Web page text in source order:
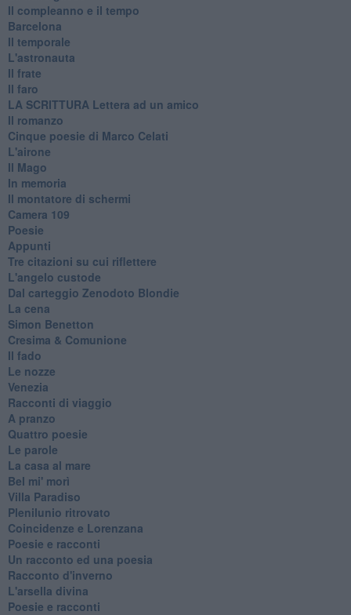
Il compleanno e il tempo
Barcelona
Il temporale
L'astronauta
Il frate
Il faro
​LA SCRITTURA Lettera ad un amico
Il romanzo
Cinque poesie di Marco Celati
L'airone
Il Mago
In memoria
Il montatore di schermi
Camera 109
Poesie
Appunti
Tre citazioni su cui riflettere
L'angelo custode
Dal carteggio Zenodoto Blondie
La cena
Simon Benetton
Cresima & Comunione
Il fado
Le nozze
Venezia
Racconti di viaggio
A pranzo
Quattro poesie
Le parole
La casa al mare
Bel mi' morì
Villa Paradiso
Plenilunio ritrovato
Coincidenze e Lorenzana
Poesie e racconti
Un racconto ed una poesia
Racconto d'inverno
​L'arsella divina
Poesie e racconti